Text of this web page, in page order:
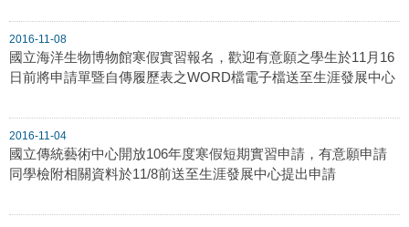
2016-11-08
國立海洋生物博物館寒假實習報名，歡迎有意願之學生於11月16
日前將申請單暨自傳履歷表之WORD檔電子檔送至生涯發展中心
2016-11-04
國立傳統藝術中心開放106年度寒假短期實習申請，有意願申請
同學檢附相關資料於11/8前送至生涯發展中心提出申請